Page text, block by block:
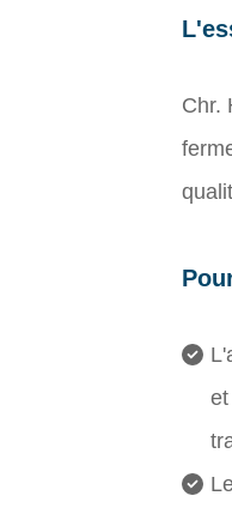
Chr.